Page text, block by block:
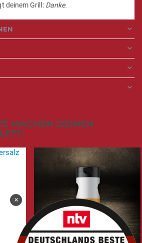
deinem Grill: Danke.
MACHEN DEINEN
×